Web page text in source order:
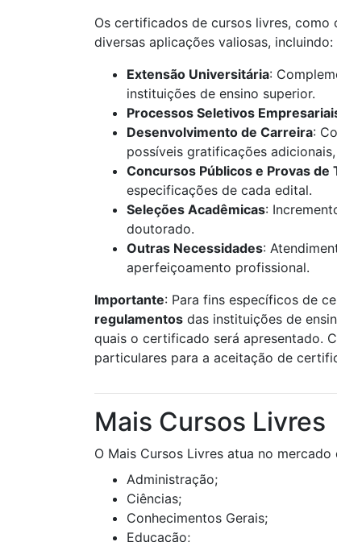
Os certificados de cursos livres,
diversas aplicações valiosas, incluindo:
Extensão Universitária:
instituições de ensino superior.
Processos Seletivos
Desenvolvimento de Carreira:
possíveis gratificações
Concursos Públicos e Provas de
especificações de cada edital.
Seleções Acadêmicas:
doutorado.
Outras Necessidades:
aperfeiçoamento profissional.
Importante: Para fins específicos de
regulamentos das instituições de
quais o certificado será apresentado.
particulares para a aceitação de
Mais Cursos Livres
O Mais Cursos Livres atua no
Administração;
Ciências;
Conhecimentos Gerais;
Educação;